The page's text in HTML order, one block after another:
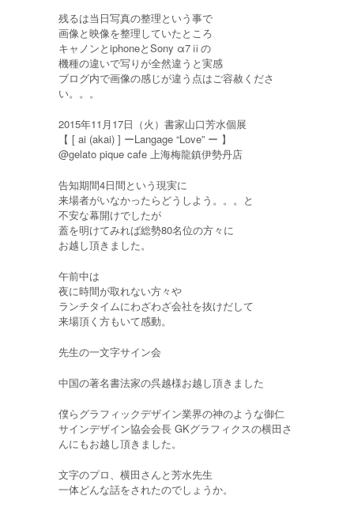
残るは当日写真の整理という事で
画像と映像を整理していたところ
キャノンとiphoneとSony α7ⅱの
機種の違いで写りが全然違うと実感
ブログ内で画像の感じが違う点はご容赦くださ
い。。。
2015年11月17日（火）書家山口芳水個展
【 [ ai (akai) ] ーLangage “Love” ー 】
@gelato pique cafe 上海梅龍鎮伊勢丹店
告知期間4日間という現実に
来場者がいなかったらどうしよう。。。と
不安な幕開けでしたが
蓋を明けてみれば総勢80名位の方々に
お越し頂きました。
午前中は
夜に時間が取れない方々や
ランチタイムにわざわざ会社を抜けだして
来場頂く方もいて感動。
先生の一文字サイン会
中国の著名書法家の呉越様お越し頂きました
僕らグラフィックデザイン業界の神のような御仁
サインデザイン協会会長 GKグラフィクスの横田さ
んにもお越し頂きました。
文字のプロ、横田さんと芳水先生
一体どんな話をされたのでしょうか。